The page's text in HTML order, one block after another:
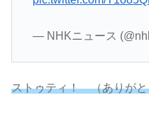
— NHKニュース
ストゥティ！ （ありがと